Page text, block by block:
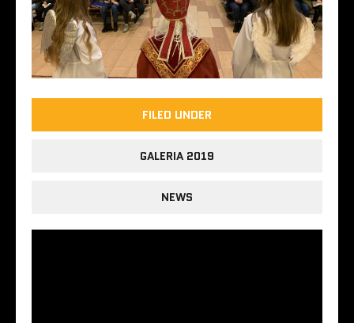
FILED UNDER
GALERIA 2019
NEWS